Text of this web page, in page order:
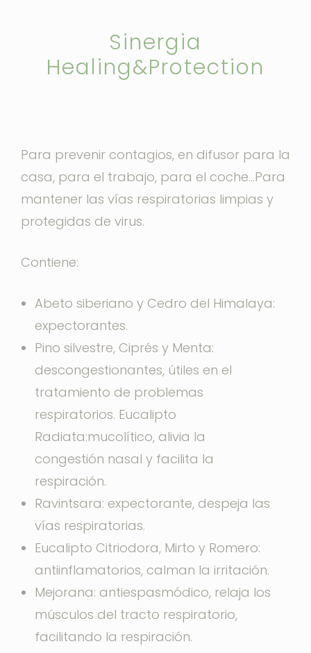
Sinergia
Healing&Protection
Para prevenir contagios, en difusor para la
casa, para el trabajo, para el coche…Para
mantener las vías respiratorias limpias y
protegidas de virus.
Contiene:
Abeto siberiano y Cedro del Himalaya:
expectorantes.
Pino silvestre, Ciprés y Menta:
descongestionantes, útiles en el
tratamiento de problemas
respiratorios. Eucalipto
Radiata:mucolítico, alivia la
congestión nasal y facilita la
respiración.
Ravintsara: expectorante, despeja las
vías respiratorias.
Eucalipto Citriodora, Mirto y Romero:
antiinflamatorios, calman la irritación.
Mejorana: antiespasmódico, relaja los
músculos del tracto respiratorio,
facilitando la respiración.